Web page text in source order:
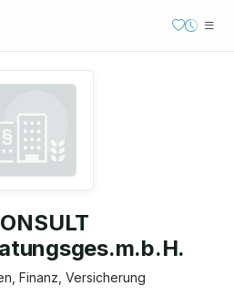
Finanz, Versicherung